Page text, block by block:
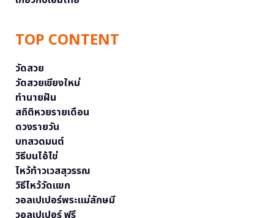
TOP CONTENT
วัดสวย
วัดสวยเชียงใหม่
ทำนายฝัน
สถิติหวยรายเดือน
ดวงรายวัน
บทสวดมนต์
วิธีบนไอ้ไข่
ไหว้ท้าวเวสสุวรรณ
วิธีไหว้วัดแขก
วอลเปเปอร์พระแม่ลักษมี
วอลเปเปอร์ ฟรี